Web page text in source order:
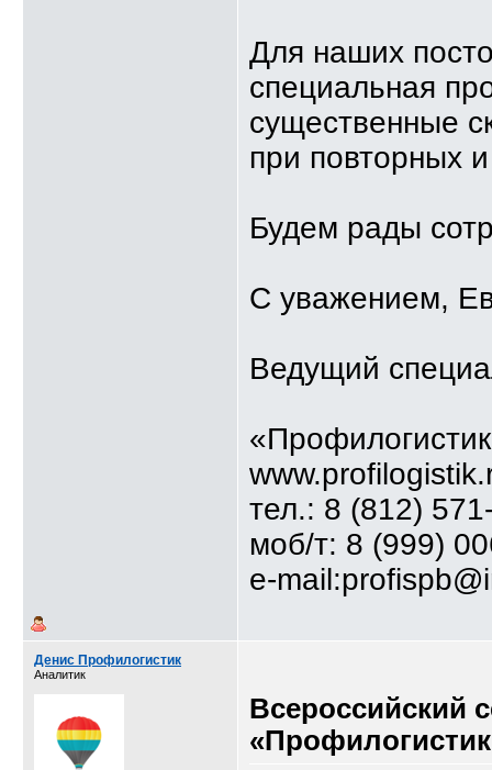
Для наших
специальная
существенные
при повторных
Будем рады
С уважением,
Ведущий
тел.: 8 (812)
моб/т: 8 (999)
e-
Денис Профилогистик
Аналитик
Всероссийский